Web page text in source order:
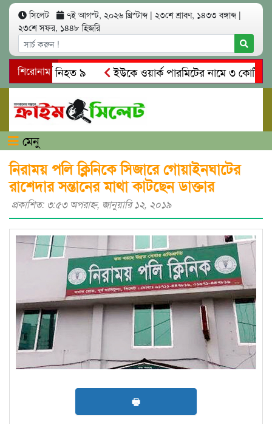
সিলেট ৭ই আগস্ট, ২০২৬ খ্রিস্টাব্দ | ২৩শে শ্রাবণ, ১৪৩৩ বঙ্গাব্দ |
২৩শে সফর, ১৪৪৮ হিজরি
শিরোনামনিহত ৯
ইউকে ওয়ার্ক পারমিটের নামে ৩ কোটি ৬০
গ্রেপ্তারের দাবি স্থানীয়দের
গোয়াইনঘাটে আলিম উদ্দিনের
মেনু
নিরাময় পলি ক্লিনিকে সিজারে গোয়াইনঘাটের
রাশেদার সন্তানের মাথা কাটছেন ডাক্তার
প্রকাশিত: ৩:৫৩ অপরাহ্ণ, জানুয়ারি ১২, ২০১৯
🖶